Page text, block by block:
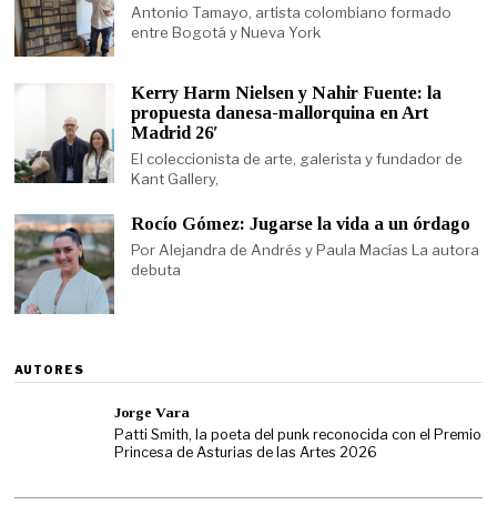
Antonio Tamayo, artista colombiano formado
entre Bogotá y Nueva York
Kerry Harm Nielsen y Nahir Fuente: la
propuesta danesa-mallorquina en Art
Madrid 26′
El coleccionista de arte, galerista y fundador de
Kant Gallery,
Rocío Gómez: Jugarse la vida a un órdago
Por Alejandra de Andrés y Paula Macías La autora
debuta
AUTORES
Jorge Vara
Patti Smith, la poeta del punk reconocida con el Premio
Princesa de Asturias de las Artes 2026